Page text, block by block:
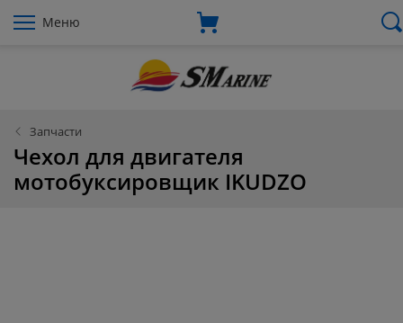
Меню
Запчасти
Чехол для двигателя
мотобуксировщик IKUDZO